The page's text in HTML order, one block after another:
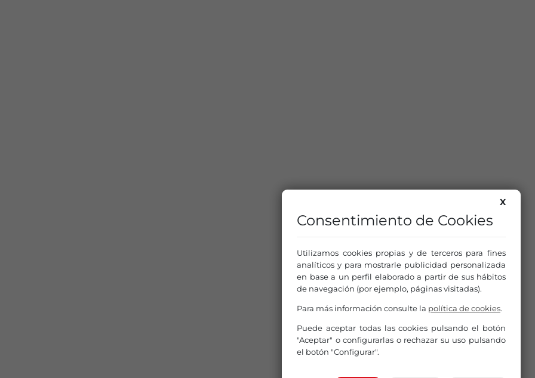
X
Consentimiento de Cookies
Utilizamos cookies propias y de terceros para fines
analíticos y para mostrarle publicidad personalizada
en base a un perfil elaborado a partir de sus hábitos
de navegación (por ejemplo, páginas visitadas).
Para más información consulte la política de cookies.
Puede aceptar todas las cookies pulsando el botón
"Aceptar" o configurarlas o rechazar su uso pulsando
el botón "Configurar".